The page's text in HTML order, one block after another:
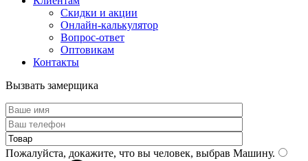
Скидки и акции
Онлайн-калькулятор
Вопрос-ответ
Оптовикам
Контакты
Вызвать замерщика
Пожалуйста, докажите, что вы человек, выбрав Машину.